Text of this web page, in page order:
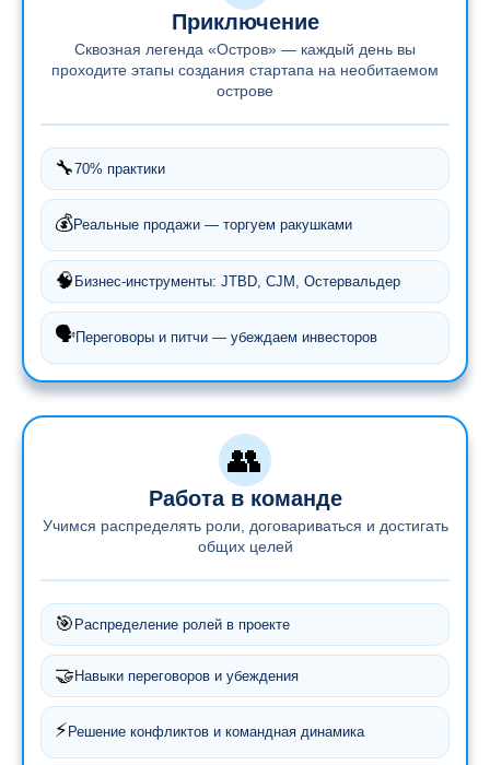
Приключение
Сквозная легенда «Остров» — каждый день вы
проходите этапы создания стартапа на необитаемом
острове
🔧70% практики
💰Реальные продажи — торгуем ракушками
🧠 Бизнес-инструменты: JTBD, CJM, Остервальдер
🗣️Переговоры и питчи — убеждаем инвесторов
👥
Работа в команде
Учимся распределять роли, договариваться и достигать
общих целей
🎯 Распределение ролей в проекте
🤝Навыки переговоров и убеждения
⚡ Решение конфликтов и командная динамика